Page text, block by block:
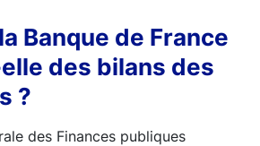
Banque de France
des bilans des
?
des Finances publiques